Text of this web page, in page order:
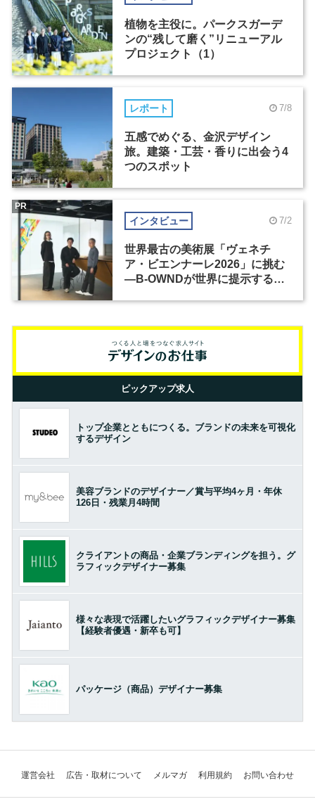
植物を主役に。パークスガーデ
ンの“残して磨く”リニューアル
プロジェクト（1）
レポート 7/8
五感でめぐる、金沢デザイン
旅。建築・工芸・香りに出会う4
つのスポット
インタビュー 7/2
世界最古の美術展「ヴェネチ
ア・ビエンナーレ2026」に挑む
―B-OWNDが世界に提示する美
PR
ピックアップ求人
トップ企業とともにつくる。ブランドの未来を可視化
するデザイン
美容ブランドのデザイナー／賞与平均4ヶ月・年休
126日・残業月4時間
クライアントの商品・企業ブランディングを担う。グ
ラフィックデザイナー募集
様々な表現で活躍したいグラフィックデザイナー募集
【経験者優遇・新卒も可】
パッケージ（商品）デザイナー募集
運営会社 広告・取材について メルマガ 利用規約 お問い合わせ